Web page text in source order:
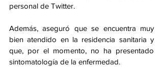
personal de Twitter.
Además, aseguró que se encuentra muy
bien atendido en la residencia sanitaria y
que, por el momento, no ha presentado
sintomatología de la enfermedad.